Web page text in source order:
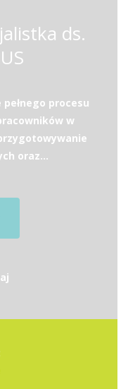
ds.
procesu
w
oraz...